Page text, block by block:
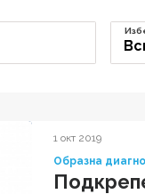
1 окт 2019
Образна